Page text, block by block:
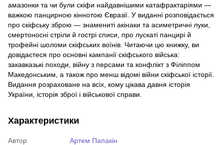
амазонки та чи були скіфи найдавнішими катафрактаріями —
важкою панцирною кіннотою Євразії. У виданні розповідається
про скіфську зброю — знамениті акінаки та асиметричні луки,
смертоносні стріли й гострі списи, про лускаті панцирі й
трофейні шоломи скіфських воїнів. Читаючи цю книжку, ви
довідаєтеся про основні кампанії скіфського війська:
закавказькі походи, війну з персами та конфлікт з Філіппом
Македонським, а також про менш відомі війни скіфської історії.
Видання розраховане на всіх, кому цікава давня історія
України, історія зброї і військової справи.
Характеристики
Автор
Артем Папакін